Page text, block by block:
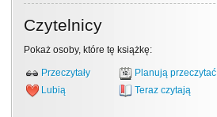
Czytelnicy
Pokaż osoby, które tę książkę:
Przeczytały
Planują przeczytać
Lubią
Teraz czytają